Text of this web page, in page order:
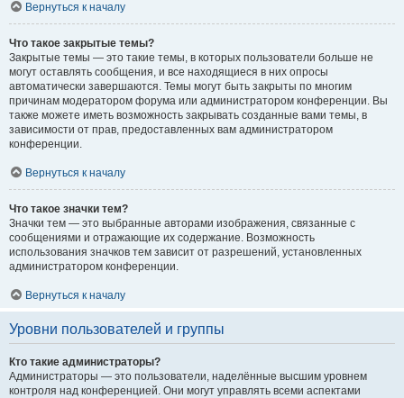
Вернуться к началу
Что такое закрытые темы?
Закрытые темы — это такие темы, в которых пользователи больше не
могут оставлять сообщения, и все находящиеся в них опросы
автоматически завершаются. Темы могут быть закрыты по многим
причинам модератором форума или администратором конференции. Вы
также можете иметь возможность закрывать созданные вами темы, в
зависимости от прав, предоставленных вам администратором
конференции.
Вернуться к началу
Что такое значки тем?
Значки тем — это выбранные авторами изображения, связанные с
сообщениями и отражающие их содержание. Возможность
использования значков тем зависит от разрешений, установленных
администратором конференции.
Вернуться к началу
Уровни пользователей и группы
Кто такие администраторы?
Администраторы — это пользователи, наделённые высшим уровнем
контроля над конференцией. Они могут управлять всеми аспектами